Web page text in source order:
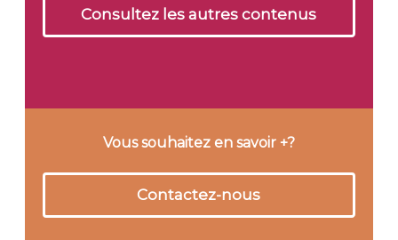
Consultez les autres contenus
Vous souhaitez en savoir +?
Contactez-nous